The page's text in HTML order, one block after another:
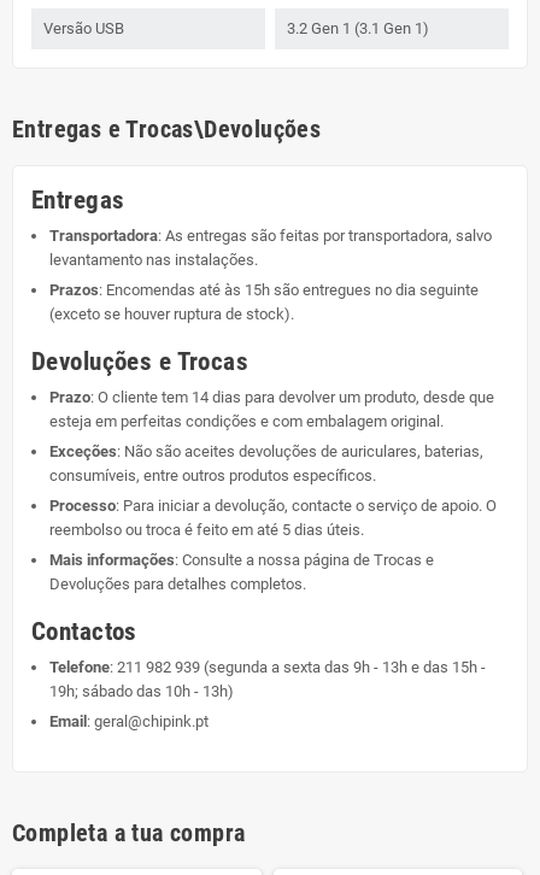
Versão USB 3.2 Gen 1 (3.1 Gen 1)
Entregas e Trocas\Devoluções
Entregas
Transportadora: As entregas são feitas por transportadora, salvo
levantamento nas instalações.
Prazos: Encomendas até às 15h são entregues no dia seguinte
(exceto se houver ruptura de stock).
Devoluções e Trocas
Prazo: O cliente tem 14 dias para devolver um produto, desde que
esteja em perfeitas condições e com embalagem original.
Exceções: Não são aceites devoluções de auriculares, baterias,
consumíveis, entre outros produtos específicos.
Processo: Para iniciar a devolução, contacte o serviço de apoio. O
reembolso ou troca é feito em até 5 dias úteis.
Mais informações: Consulte a nossa página de Trocas e
Devoluções para detalhes completos.
Contactos
Telefone: 211 982 939 (segunda a sexta das 9h - 13h e das 15h -
19h; sábado das 10h - 13h)
Email : geral@chipink.pt
Completa a tua compra